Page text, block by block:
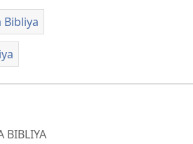
Bibliya
BIBLIYA